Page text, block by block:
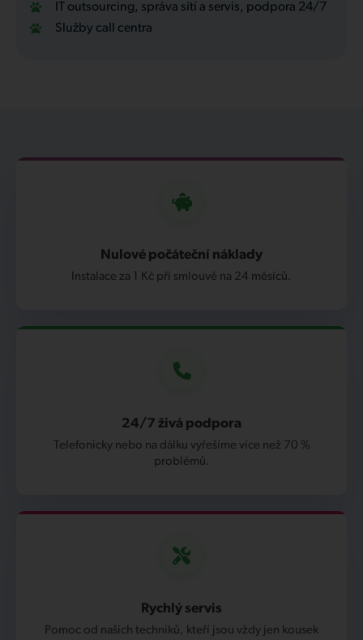
IT outsourcing, správa sítí a servis, podpora 24/7
Služby call centra
Nulové počáteční náklady
Instalace za 1 Kč při smlouvě na 24 měsíců.
24/7 živá podpora
Telefonicky nebo na dálku vyřešíme více než 70 %
problémů.
Rychlý servis
Pomoc od našich techniků, kteří jsou vždy jen kousek